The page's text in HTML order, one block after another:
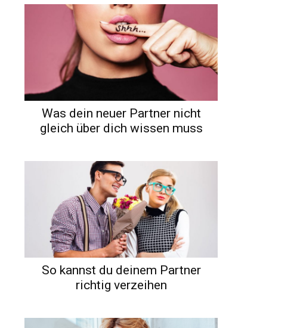
Was dein neuer Partner nicht
gleich über dich wissen muss
So kannst du deinem Partner
richtig verzeihen